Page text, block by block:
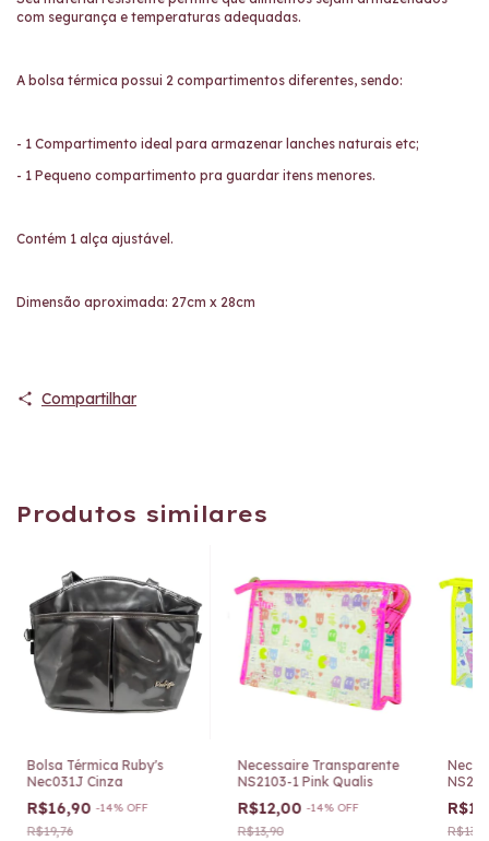
com segurança e temperaturas adequadas.
A bolsa térmica possui 2 compartimentos diferentes, sendo:
- 1 Compartimento ideal para armazenar lanches naturais etc;
- 1 Pequeno compartimento pra guardar itens menores.
Contém 1 alça ajustável.
Dimensão aproximada: 27cm x 28cm
Compartilhar
Produtos similares
Bolsa Térmica Ruby's
Nec031J Cinza
R$16,90 -14% OFF
R$19,76
Necessaire Transparente
NS2103-1 Pink Qualis
R$12,00 -14% OFF
R$13,90